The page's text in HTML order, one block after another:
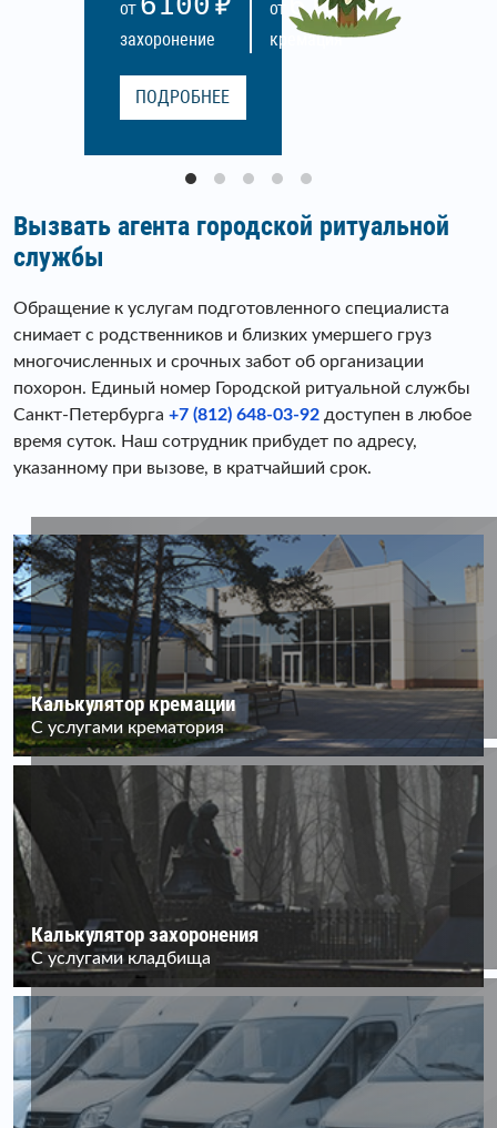
ОТ
захоронение
ОТ
кремация
ПОДРОБНЕЕ
Вызвать агента городской ритуальной
службы
Обращение к услугам подготовленного специалиста
снимает с родственников и близких умершего груз
многочисленных и срочных забот об организации
похорон. Единый номер Городской ритуальной службы
Санкт-Петербурга +7 (812) 648-03-92 доступен в любое
время суток. Наш сотрудник прибудет по адресу,
указанному при вызове, в кратчайший срок.
Калькулятор кремации
С услугами крематория
Калькулятор захоронения
С услугами кладбища